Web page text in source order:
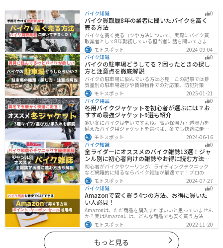
バイク知識 0
バイク買取歴8年の業者に聞いたバイクを高く
売る方法
バイクを高く売るコツや方法について、実際にバイク買
取業者として8年勤務している担当者に話を聞いてきまし
た！高く買い取ってもらえるバイクの特徴や業者がどの
くらい利益を上乗せしているかなど、バイクを売ろうと
している人は必見の内容になっています。
モトスポット
2024-09-04
バイク知識
0
バイクの駐車場どうしてる？困ったときの探し
方と注意点を徹底解説
バイクの駐車場に悩んでいる方は必見！この記事では排
気量別の駐車場選びや賃貸物件での対応策、防犯対策を
解説します。実は駐車場の種類やマナーを押さえるだけ
で快適なバイクライフが実現可能です。記事を読み駐車
場探しのコツをぜひチェックしてください。
モトスポット
2025-01-21
バイク用品
0
冬用バイクジャケットを初心者が選ぶには？お
すすめ最強ジャケット9選も紹介
寒い冬にバイクは辛いですよね。高い保温力・透湿力を
備えたバイク用ジャケットを選べば、冬でも快適に走る
ことができます！さらに電熱ジャケットであれば、どん
な過酷な環境でも全く寒さを感じずバイクに乗れます。
正しい装備を揃えて今年の冬も乗り切りましょう！
モトスポット
2024-06-16
バイク知識
0
全ライダーにオススメのバイク雑誌13選！ジャ
ンル別に初心者向けの雑誌やお得に読む方法も
解説
初心者がバイクやツーリング、ライディングテクニック
など網羅的に知るならバイク雑誌が最適です！プロのラ
イターがしっかりと調べた情報とわかりやすい写真でま
とめられているので、効率的に理解できます。そんなバ
イク雑誌をジャンル別にオススメのバイク雑誌をまとめ
ました。サブスクサービスを利用すれば全ての雑誌をお
得に読むことができるのでオススメです。
モトスポット
2024-07-27
バイク知識
0
Amazonで安く買う4つの方法、お得に買いた
い人必見！
Amazonは、ただ商品を購入すればいいと思っていません
か？実はAmazonには、どんな商品でも安く買う方法が存
在します。この記事では、Amazonでお得に買う方法を4
つ紹介します！Amazonギフト券をやAmazonポイント、
Amazonプライム、タイムセールを活用して安くお得に買
いましょう。
モトスポット 2022-11-20
もっと見る